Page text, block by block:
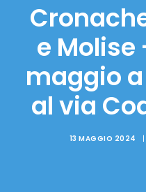
e Molise
maggio
al via
13 MAGGIO 2024 |